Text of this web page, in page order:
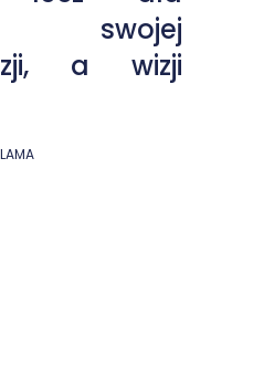
swojej
a wizji